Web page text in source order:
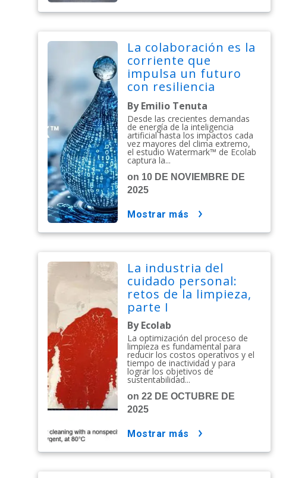
La colaboración es la
corriente que
impulsa un futuro
con resiliencia
hídrica
By Emilio Tenuta
Desde las crecientes demandas
de energía de la inteligencia
artificial hasta los impactos cada
vez mayores del clima extremo,
el estudio Watermark™ de Ecolab
captura la...
on 10 DE NOVIEMBRE DE
2025
mostrar más
La industria del
cuidado personal:
retos de la limpieza,
parte I
By Ecolab
La optimización del proceso de
limpieza es fundamental para
reducir los costos operativos y el
tiempo de inactividad y para
lograr los objetivos de
sustentabilidad...
on 22 DE OCTUBRE DE
2025
mostrar más